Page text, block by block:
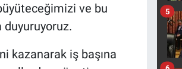
ve bu
duyuruyoruz.
kazanarak iş başına
5